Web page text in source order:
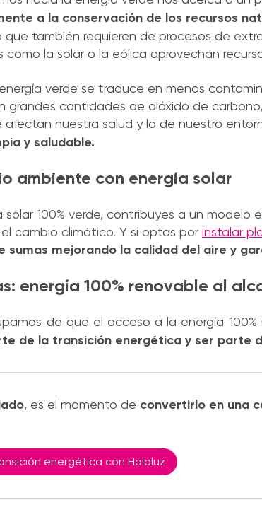
a la conservación de los recursos
que también requieren de procesos de
como la solar o la eólica aprovechan
verde se traduce en menos
grandes cantidades de dióxido de
nuestra salud y la de nuestro
y saludable.
ambiente con energía solar
solar 100% verde, contribuyes a un
cambio climático. Y si optas por instalar
sumas mejorando la calidad del aire y
energía 100% renovable al
de que el acceso a la energía
de la transición energética y ser parte
, es el momento de convertirlo en una
energética con Holaluz